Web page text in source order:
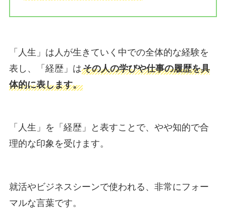
「人生」は人が生きていく中での全体的な経験を
表し、「経歴」はその人の学びや仕事の履歴を具
体的に表します。
「人生」を「経歴」と表すことで、やや知的で合
理的な印象を受けます。
就活やビジネスシーンで使われる、非常にフォー
マルな言葉です。